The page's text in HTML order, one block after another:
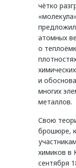
чётко
атомных
о
и
многих
металлов.
Свою
брошюре,
химиков в
сентября